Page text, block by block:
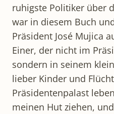
ruhigste Politiker über
war in diesem Buch
Präsident José Mujica
Einer, der nicht im
sondern in seinem
lieber Kinder und
Präsidentenpalast
meinen Hut ziehen,